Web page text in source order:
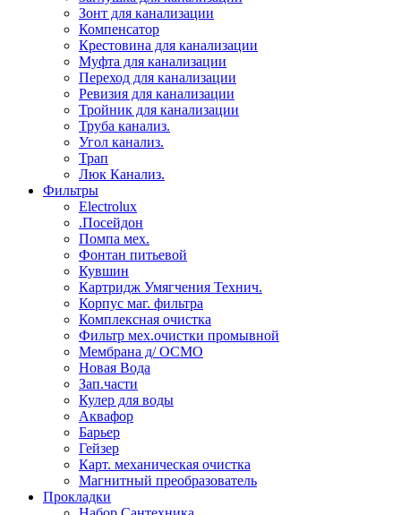
Зонт для канализации
Компенсатор
Крестовина для канализации
Муфта для канализации
Переход для канализации
Ревизия для канализации
Тройник для канализации
Труба канализ.
Угол канализ.
Трап
Люк Канализ.
Фильтры
Electrolux
.Посейдон
Помпа мех.
Фонтан питьевой
Кувшин
Картридж Умягчения Технич.
Корпус маг. фильтра
Комплексная очистка
Фильтр мех.очистки промывной
Мембрана д/ ОСМО
Новая Вода
Зап.части
Кулер для воды
Аквафор
Барьер
Гейзер
Карт. механическая очистка
Магнитный преобразователь
Прокладки